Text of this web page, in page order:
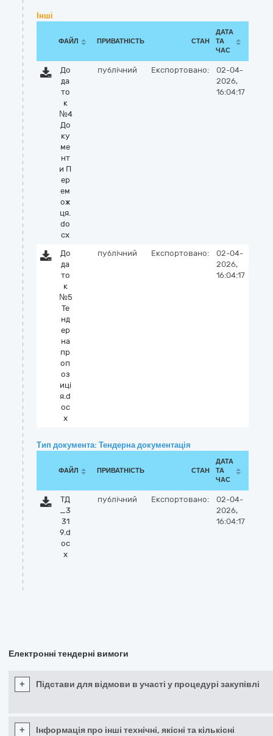
Інші
ФАЙЛ ПРИВАТНІСТЬ СТАН
ДАТА
ТА
ЧАС
До
да
то
к
№4
До
ку
ме
нт
и П
ер
ем
ож
ця.
do
cx
публічний Експортовано:
02-04-
2026,
16:04:17
До
да
то
к
№5
Те
нд
ер
на
пр
оп
оз
иці
я.d
oc
x
публічний Експортовано:
02-04-
2026,
16:04:17
Тип документа: Тендерна документація
ФАЙЛ ПРИВАТНІСТЬ СТАН
ДАТА
ТА
ЧАС
ТД
_3
31
9.d
oc
x
публічний Експортовано:
02-04-
2026,
16:04:17
Електронні тендерні вимоги
+ Підстави для відмови в участі у процедурі закупівлі
+
Інформація про інші технічні, якісні та кількісні